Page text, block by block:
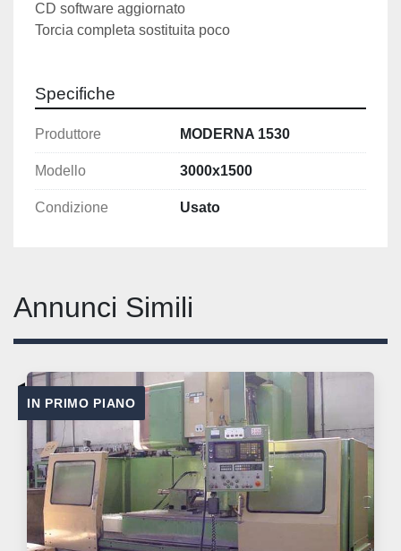
CD software aggiornato
Torcia completa sostituita poco
Specifiche
Produttore MODERNA 1530
Modello 3000x1500
Condizione Usato
Annunci Simili
IN PRIMO PIANO